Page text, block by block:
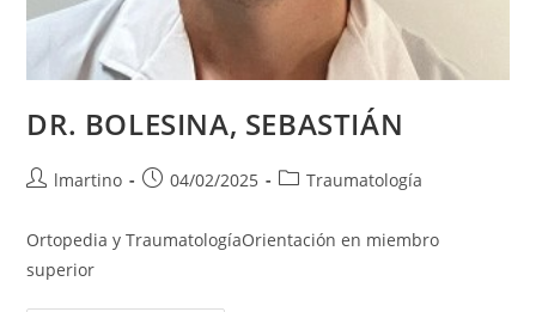
DR. BOLESINA, SEBASTIÁN
lmartino 04/02/2025 Traumatología
Ortopedia y TraumatologíaOrientación en miembro
superior